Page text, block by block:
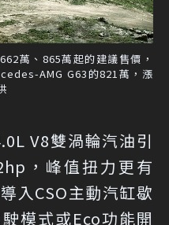
萬、865萬起的建議售價，
AMG G63的821萬，漲
V8雙渦輪汽油引
，峰值扭力更有
入CSO主動汽缸歇
模式或Eco功能開